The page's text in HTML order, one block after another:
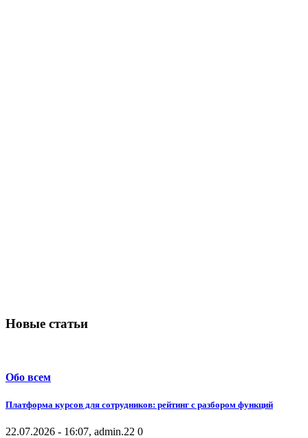
Новые статьи
Обо всем
Платформа курсов для сотрудников: рейтинг с разбором функций
22.07.2026 - 16:07, admin.22 0